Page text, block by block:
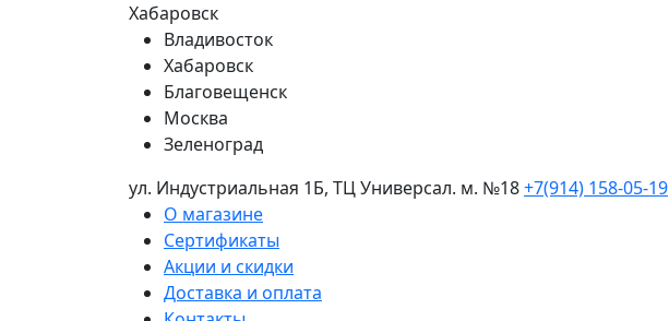
Хабаровск
Владивосток
Хабаровск
Благовещенск
Москва
Зеленоград
ул. Индустриальная 1Б, ТЦ Универсал. м. №18+7(914) 158-05-19
О магазине
Сертификаты
Акции и скидки
Доставка и оплата